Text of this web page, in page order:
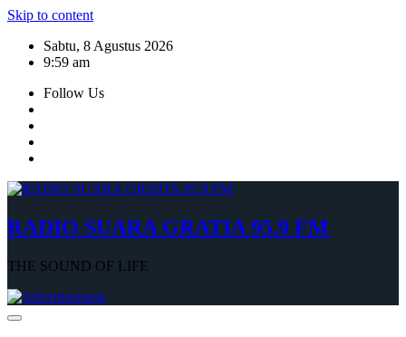
Skip to content
Sabtu, 8 Agustus 2026
9:59 am
Follow Us
RADIO SUARA GRATIA 95.9 FM
THE SOUND OF LIFE